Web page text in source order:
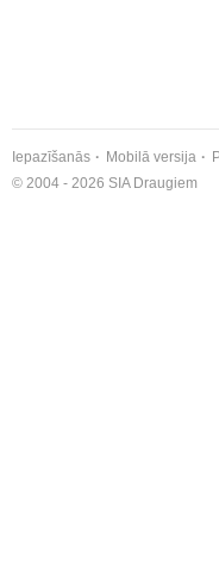
Iepazīšanās Mobilā versija
© 2004 - 2026 SIA Draugiem